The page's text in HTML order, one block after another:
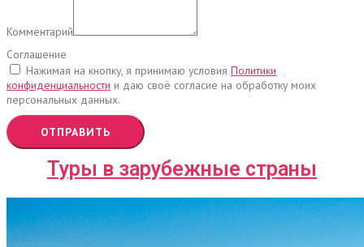
Комментарий
Соглашение
Нажимая на кнопку, я принимаю условия Политики
конфиденциальности и даю своё согласие на обработку моих
персональных данных.
ОТПРАВИТЬ
Туры в зарубежные страны